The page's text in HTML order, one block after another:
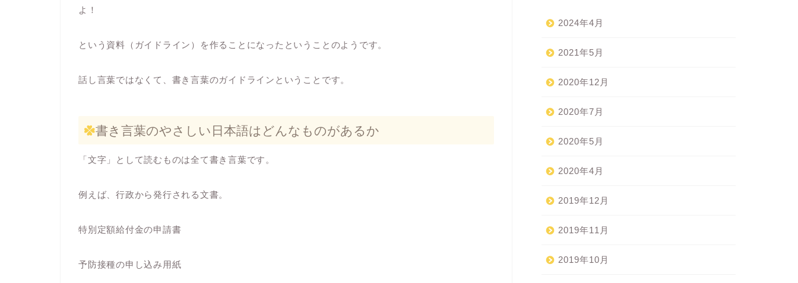
よ！
という資料（ガイドライン）を作ることになったということのようです。
話し言葉ではなくて、書き言葉のガイドラインということです。
書き言葉のやさしい日本語はどんなものがあるか
「文字」として読むものは全て書き言葉です。
例えば、行政から発行される文書。
特別定額給付金の申請書
予防接種の申し込み用紙
2024年4月
2021年5月
2020年12月
2020年7月
2020年5月
2020年4月
2019年12月
2019年11月
2019年10月